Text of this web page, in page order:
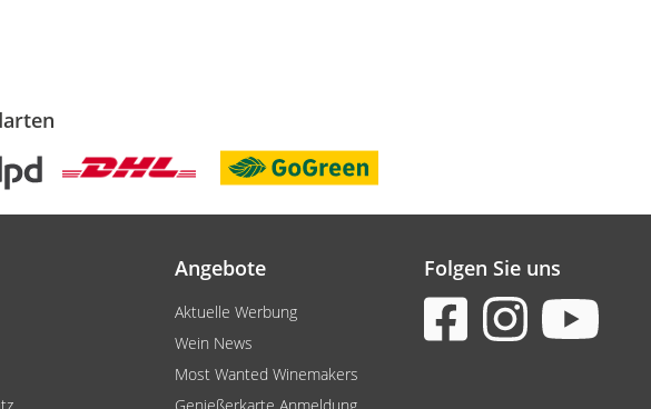
Angebote
Aktuelle Werbung
Wein News
Most Wanted Winemakers
Folgen Sie uns